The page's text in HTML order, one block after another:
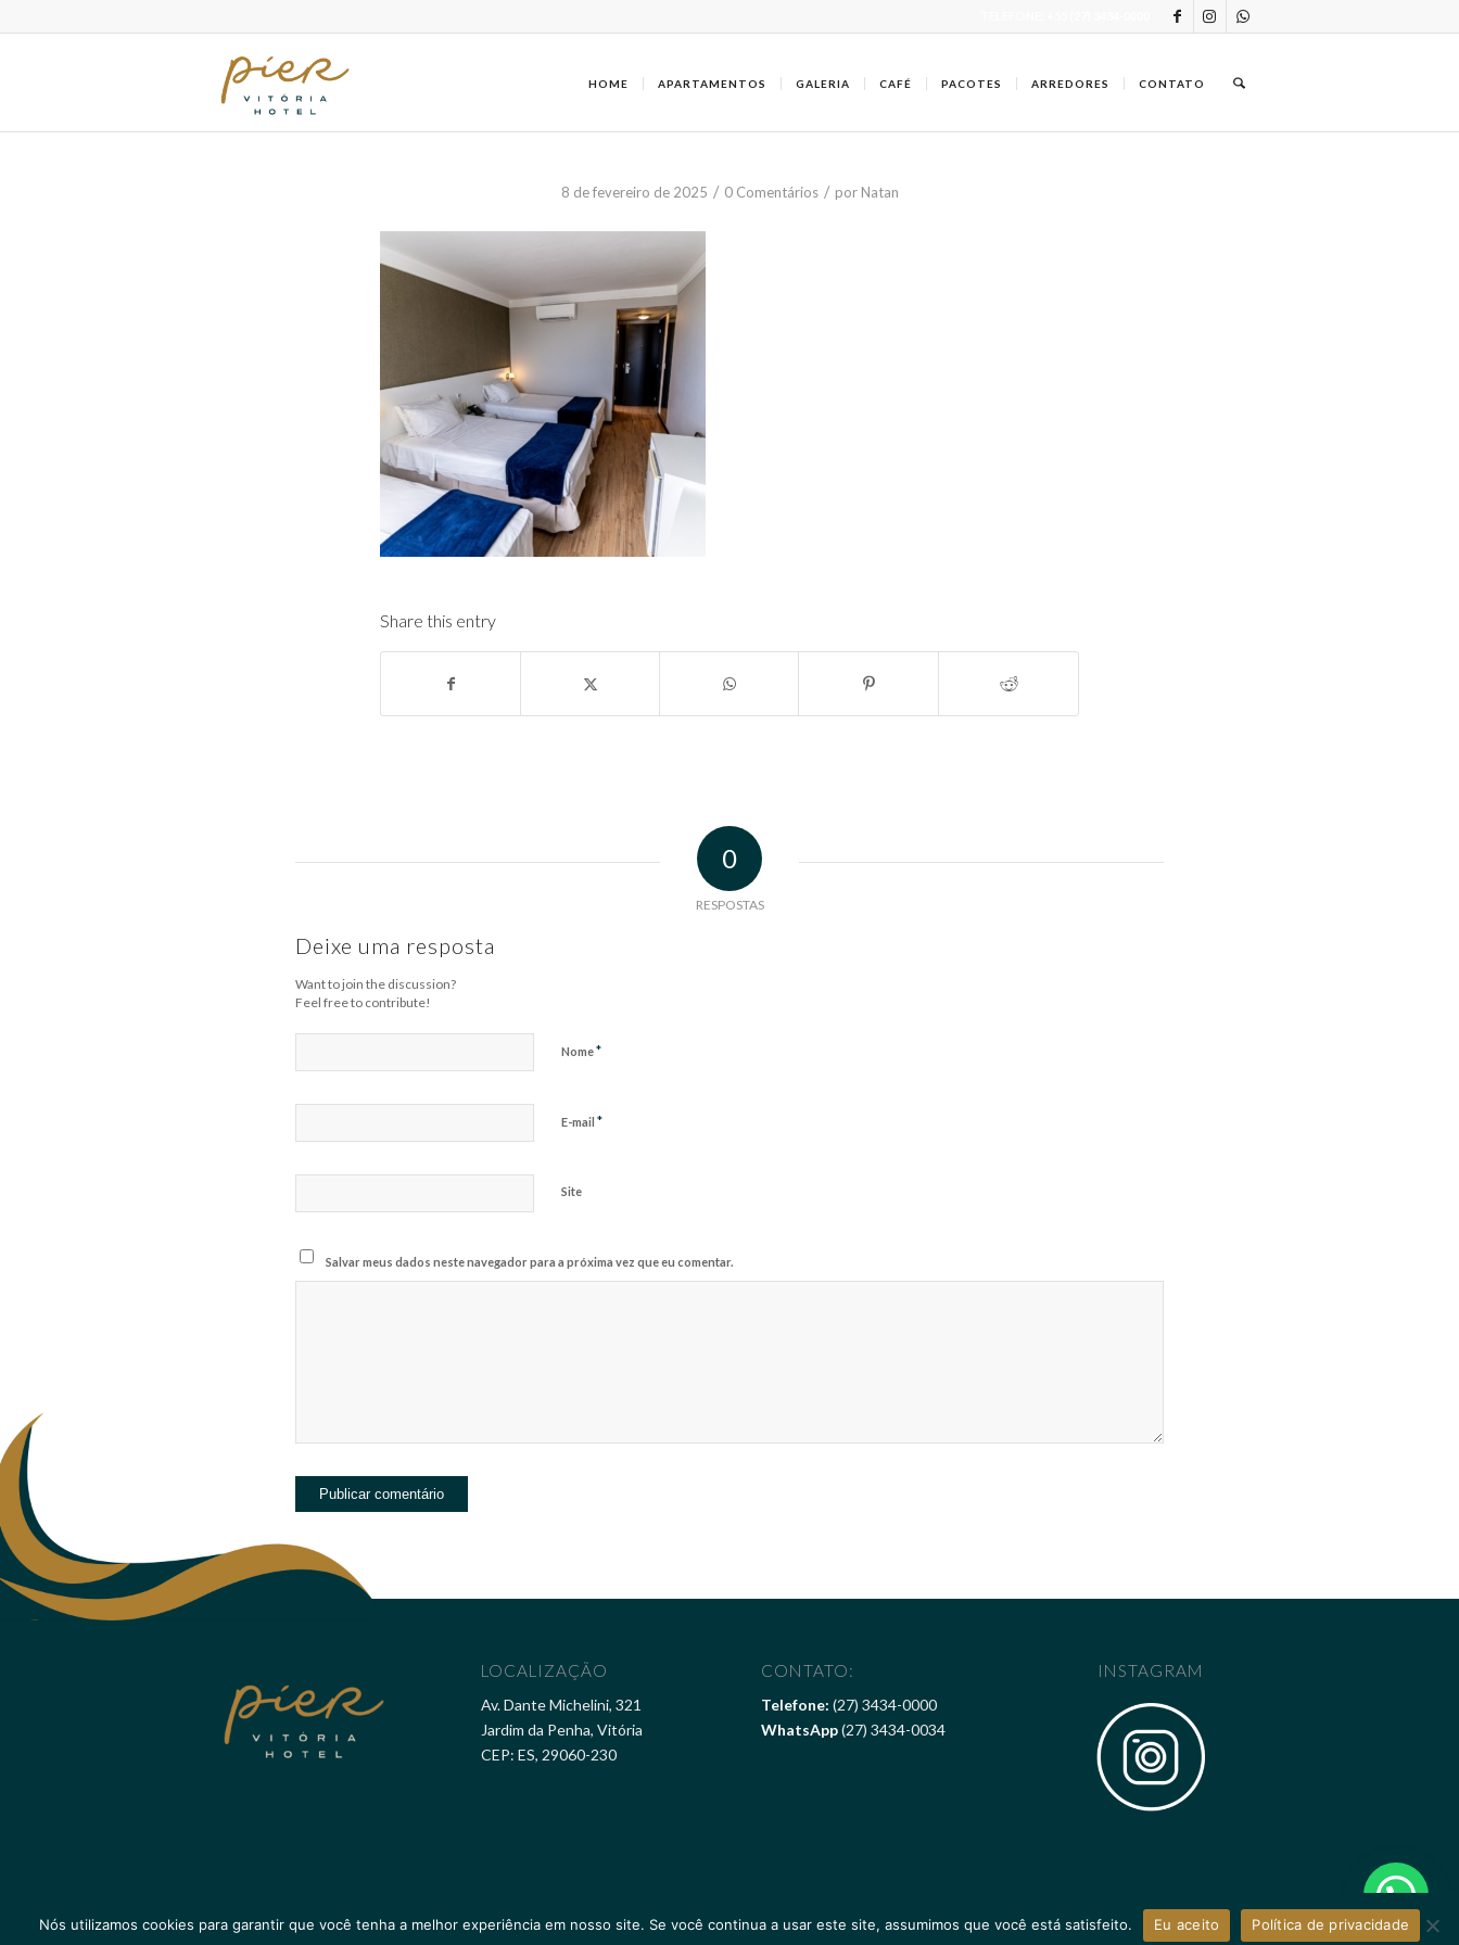
HOME APARTAMENTOS GALERIA CAFÉ PACOTES ARREDORES CONTATO
8 de fevereiro de 2025 / 0 Comentários / por Natan
Share this entry
0
RESPOSTAS
Deixe uma resposta
Want to join the discussion?
Feel free to contribute!
Nome*
E-mail *
Site
Salvar meus dados neste navegador para a próxima vez que eu comentar.
LOCALIZAÇÃO
Av. Dante Michelini, 321
Jardim da Penha, Vitória
CEP: ES, 29060-230
CONTATO:
Telefone: (27) 3434-0000
WhatsApp(27) 3434-0034
INSTAGRAM
@Copyright - as imagens autorais deste website pertencem aoPier Vitória Hotel . Desenvolvido porMarketing365
Nós utilizamos cookies para garantir que você tenha a melhor experiência em nosso site. Se você continua a usar este site, assumimos que você está satisfeito. Eu aceito Política de privacidade